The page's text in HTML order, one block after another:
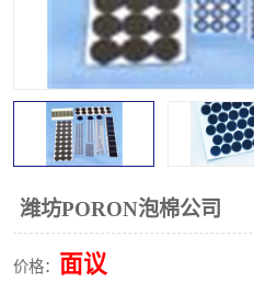
潍坊PORON泡棉公司
价格： 面议